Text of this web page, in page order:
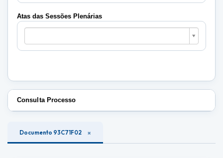
Plenárias
Atas das Sessões Plenárias
Atas
Sessões
Plenárias
Consulta Processo
Documento 93C71F02